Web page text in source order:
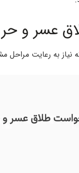
عسر و
به رعایت مراحل